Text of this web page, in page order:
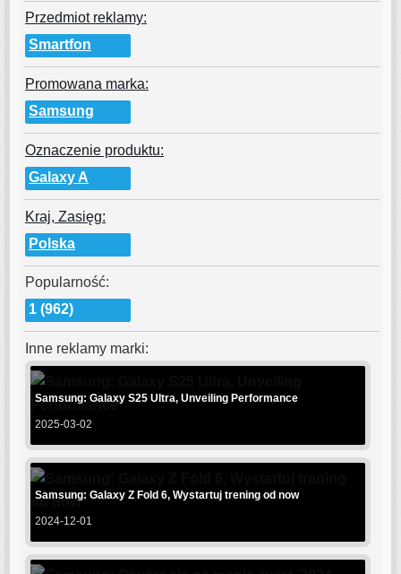
Przedmiot reklamy:
Smartfon
Promowana marka:
Samsung
Oznaczenie produktu:
Galaxy A
Kraj, Zasięg:
Polska
Popularność:
1 (962)
Inne reklamy marki:
Samsung: Galaxy S25 Ultra, Unveiling Performance
2025-03-02
Samsung: Galaxy Z Fold 6, Wystartuj trening od now
2024-12-01